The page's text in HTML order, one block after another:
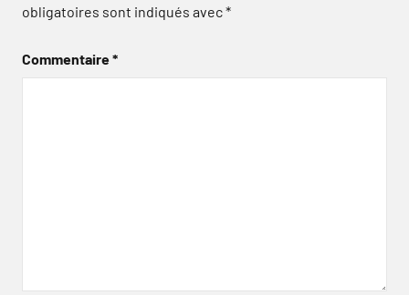
obligatoires sont indiqués avec*
Commentaire*